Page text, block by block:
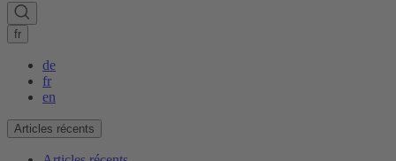
fr
de
fr
en
Articles récents